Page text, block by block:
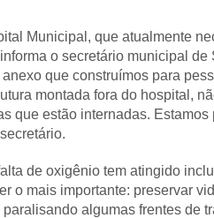
Municipal, que atualmente
o secretário municipal de
que construímos para
montada fora do hospital,
que estão internadas. Estamos
de oxigênio tem atingido
o mais importante: preservar
algumas frentes de